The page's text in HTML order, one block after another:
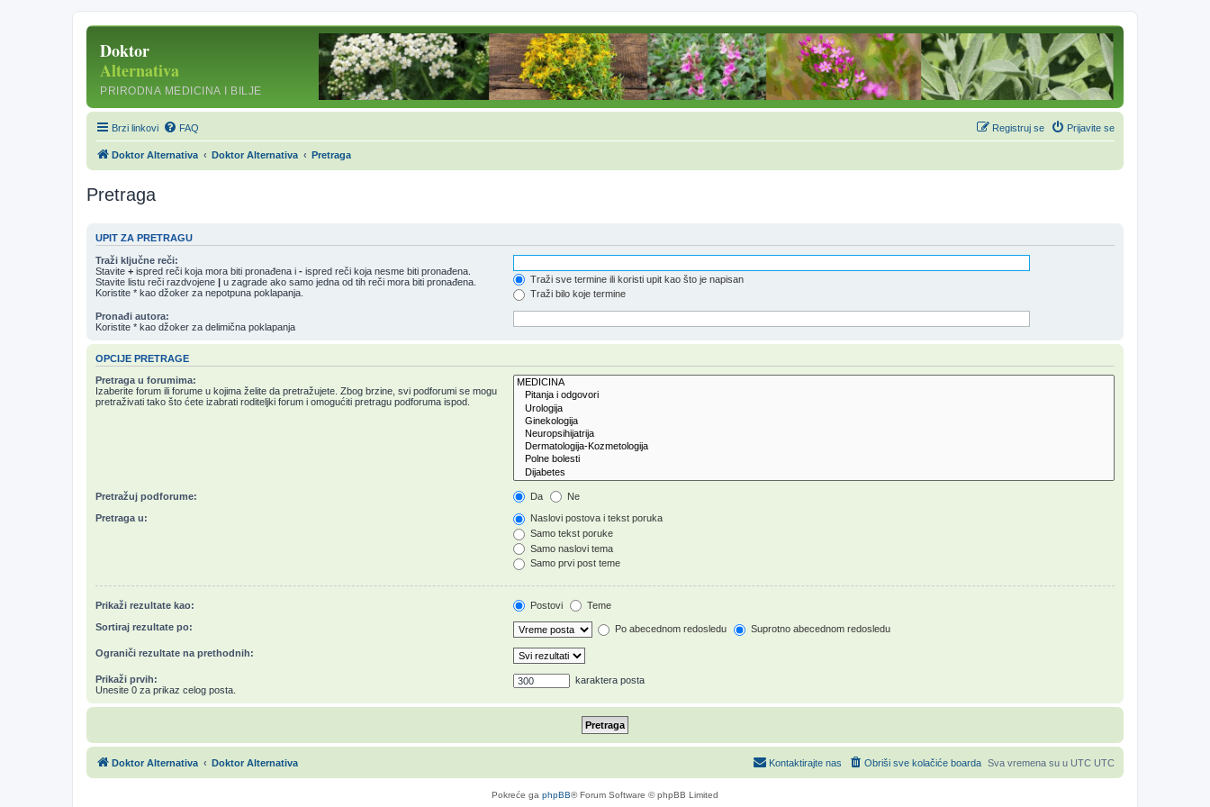
Brzi linkovi FAQ Prijavite se
Registruj se
Doktor Alternativa Doktor Alternativa Pretraga
Pretraga
UPIT ZA PRETRAGU
Traži ključne reči:
Stavite + ispred reči koja mora biti pronađena i - ispred reči koja nesme biti pronađena.
Stavite listu reči razdvojene | u zagrade ako samo jedna od tih reči mora biti pronađena.
Koristite * kao džoker za nepotpuna poklapanja.
Traži sve termine ili koristi upit kao što je napisan
Traži bilo koje termine
Pronađi autora:
Koristite * kao džoker za delimična poklapanja
OPCIJE PRETRAGE
Pretraga u forumima:
Izaberite forum ili forume u kojima želite da pretražujete. Zbog brzine, svi podforumi se mogu
pretraživati tako što ćete izabrati roditeljki forum i omogućiti pretragu podforuma ispod.
Pretražuj podforume: Da Ne
Pretraga u:
Naslovi postova i tekst poruka
Samo tekst poruke
Samo naslovi tema
Samo prvi post teme
Prikaži rezultate kao: Postovi Teme
Sortiraj rezultate po: Po abecednom redosledu Suprotno abecednom redosledu
Ograniči rezultate na prethodnih:
Prikaži prvih:
Unesite 0 za prikaz celog posta.
karaktera posta
Doktor Alternativa Doktor Alternativa Sva vremena su u UTC UTC
Obriši sve kolačiće boarda
Kontaktirajte nas
Pokreće ga phpBB® Forum Software © phpBB Limited